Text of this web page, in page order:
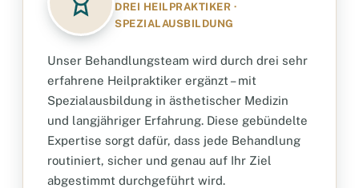
DREI HEILPRAKTIKER ·
SPEZIALAUSBILDUNG
Unser Behandlungsteam wird durch drei sehr
erfahrene Heilpraktiker ergänzt – mit
Spezialausbildung in ästhetischer Medizin
und langjähriger Erfahrung. Diese gebündelte
Expertise sorgt dafür, dass jede Behandlung
routiniert, sicher und genau auf Ihr Ziel
abgestimmt durchgeführt wird.